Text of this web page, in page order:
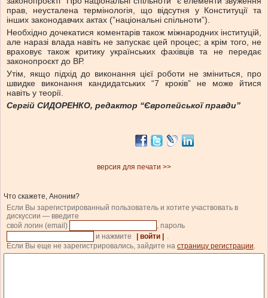
прав, неусталена термінологія, що відсутня у Конституції та
інших законодавчих актах (”національні спільноти”).
Необхідно дочекатися коментарів також міжнародних інституцій,
але наразі влада навіть не запускає цей процес; а крім того, не
враховує також критику українських фахівців та не передає
законопроєкт до ВР.
Утім, якщо підхід до виконання цієї роботи не зміниться, про
швидке виконання кандидатських “7 кроків” не може йтися
навіть у теорії.
Сергій СИДОРЕНКО, редактор “Європейської правди”
версия для печати >>
Что скажете, Аноним?
Если Вы зарегистрированный пользователь и хотите участвовать в
дискуссии — введите
свой логин (email)
, пароль
и нажмите
| войти |
Если Вы еще не зарегистрировались, зайдите на страницу регистрации